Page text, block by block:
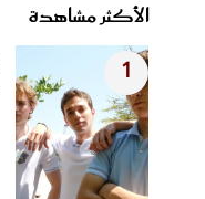
الأكثر مشاهدة
1